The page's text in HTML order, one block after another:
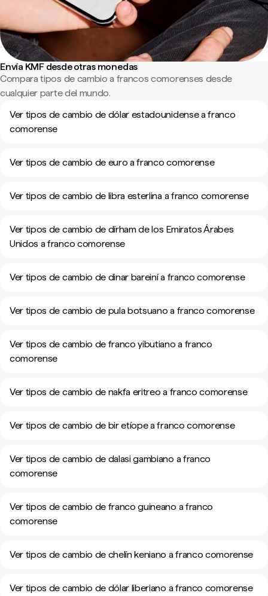
Envía KMF desde otras monedas
Compara tipos de cambio a francos comorenses desde
cualquier parte del mundo.
Ver tipos de cambio de dólar estadounidense a franco
comorense
Ver tipos de cambio de euro a franco comorense
Ver tipos de cambio de libra esterlina a franco comorense
Ver tipos de cambio de dírham de los Emiratos Árabes
Unidos a franco comorense
Ver tipos de cambio de dinar bareiní a franco comorense
Ver tipos de cambio de pula botsuano a franco comorense
Ver tipos de cambio de franco yibutiano a franco
comorense
Ver tipos de cambio de nakfa eritreo a franco comorense
Ver tipos de cambio de bir etíope a franco comorense
Ver tipos de cambio de dalasi gambiano a franco
comorense
Ver tipos de cambio de franco guineano a franco
comorense
Ver tipos de cambio de chelín keniano a franco comorense
Ver tipos de cambio de dólar liberiano a franco comorense